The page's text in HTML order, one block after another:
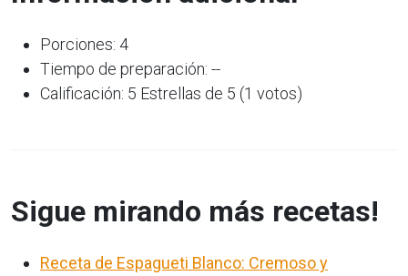
Porciones: 4
Tiempo de preparación: --
Calificación: 5 Estrellas de 5 (1 votos)
Sigue mirando más recetas!
Receta de Espagueti Blanco: Cremoso y